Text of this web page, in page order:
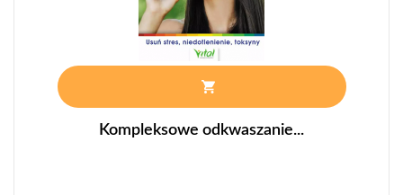
Kompleksowe odkwaszanie...